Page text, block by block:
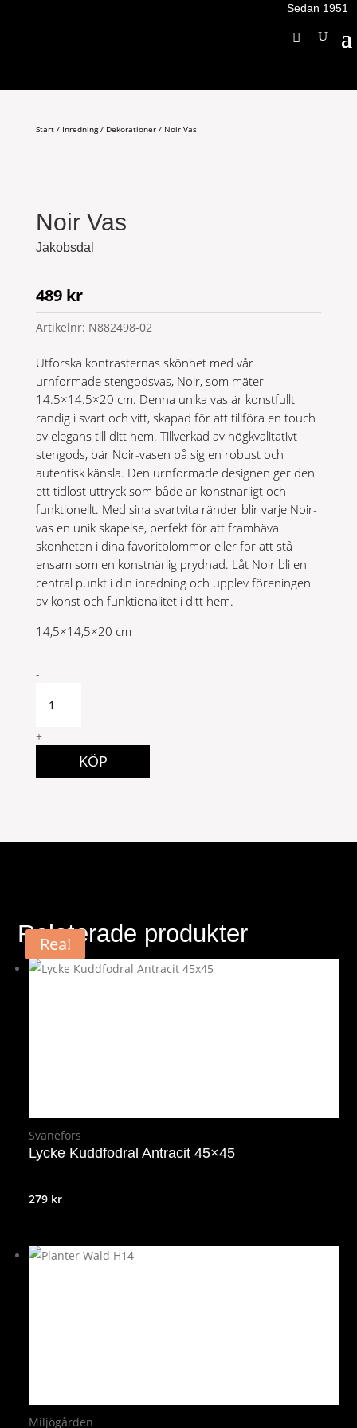
Sedan 1951
Start/ Inredning/ Dekorationer/ Noir Vas
Noir Vas
Jakobsdal
489 kr
Artikelnr: N882498-02
Utforska kontrasternas skönhet med vår
urnformade stengodsvas, Noir, som mäter
14.5×14.5×20 cm. Denna unika vas är konstfullt
randig i svart och vitt, skapad för att tillföra en touch
av elegans till ditt hem. Tillverkad av högkvalitativt
stengods, bär Noir-vasen på sig en robust och
autentisk känsla. Den urnformade designen ger den
ett tidlöst uttryck som både är konstnärligt och
funktionellt. Med sina svartvita ränder blir varje Noir-
vas en unik skapelse, perfekt för att framhäva
skönheten i dina favoritblommor eller för att stå
ensam som en konstnärlig prydnad. Låt Noir bli en
central punkt i din inredning och upplev föreningen
av konst och funktionalitet i ditt hem.
14,5×14,5×20 cm
Noir
quantity
-
+
KÖP
Relaterade produkter
Svanefors
Lycke Kuddfodral Antracit 45×45
279 kr
Miljögården
Rea!